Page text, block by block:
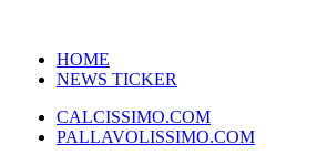
HOME
NEWS TICKER
CALCISSIMO.COM
PALLAVOLISSIMO.COM